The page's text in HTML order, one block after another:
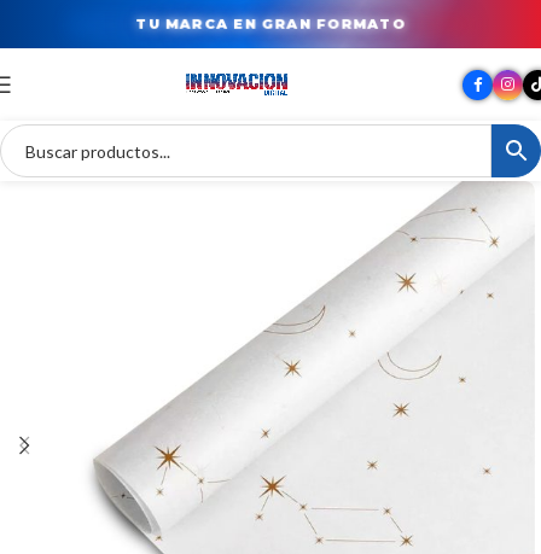
TU MARCA EN GRAN FORMATO